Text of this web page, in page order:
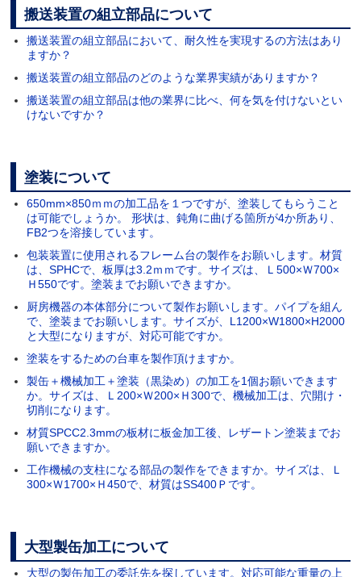
搬送装置の組立部品について
搬送装置の組立部品において、耐久性を実現するの方法はあり
ますか？
搬送装置の組立部品のどのような業界実績がありますか？
搬送装置の組立部品は他の業界に比べ、何を気を付けないとい
けないですか？
塗装について
650mm×850ｍｍの加工品を１つですが、塗装してもらうこと
は可能でしょうか。 形状は、鈍角に曲げる箇所が4か所あり、
FB2つを溶接しています。
包装装置に使用されるフレーム台の製作をお願いします。材質
は、SPHCで、板厚は3.2ｍｍです。サイズは、Ｌ500×Ｗ700×
Ｈ550です。塗装までお願いできますか。
厨房機器の本体部分について製作お願いします。パイプを組ん
で、塗装までお願いします。サイズが、L1200×W1800×H2000
と大型になりますが、対応可能ですか。
塗装をするための台車を製作頂けますか。
製缶＋機械加工＋塗装（黒染め）の加工を1個お願いできます
か。サイズは、Ｌ200×Ｗ200×Ｈ300で、機械加工は、穴開け・
切削になります。
材質SPCC2.3mmの板材に板金加工後、レザートン塗装までお
願いできますか。
工作機械の支柱になる部品の製作をできますか。サイズは、Ｌ
300×Ｗ1700×Ｈ450で、材質はSS400Ｐです。
大型製缶加工について
大型の製缶加工の委託先を探しています。対応可能な重量の上